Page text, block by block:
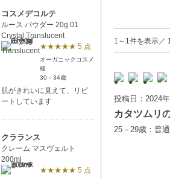
1～1件を表示／
投稿日：2024
カタツムリ
25－29歳：普
コスメデコルテ
ルース パウダー 20g 01
Crystal Translucent
★★★★★ 5 点
オーガニックコスメ
様
30－34歳
肌がきれいに見えて、リピ
ートしています
クラランス
クレーム マスヴェルト
200ml
★★★★★ 5 点